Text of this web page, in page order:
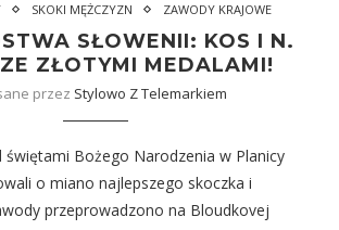
SKOKI MĘŻCZYZN ZAWODY KRAJOWE
SŁOWENII: KOS I N.
ZŁOTYMI MEDALAMI!
przez Stylowo Z Telemarkiem
świętami Bożego Narodzenia w Planicy
o miano najlepszego skoczka i
przeprowadzono na Bloudkovej